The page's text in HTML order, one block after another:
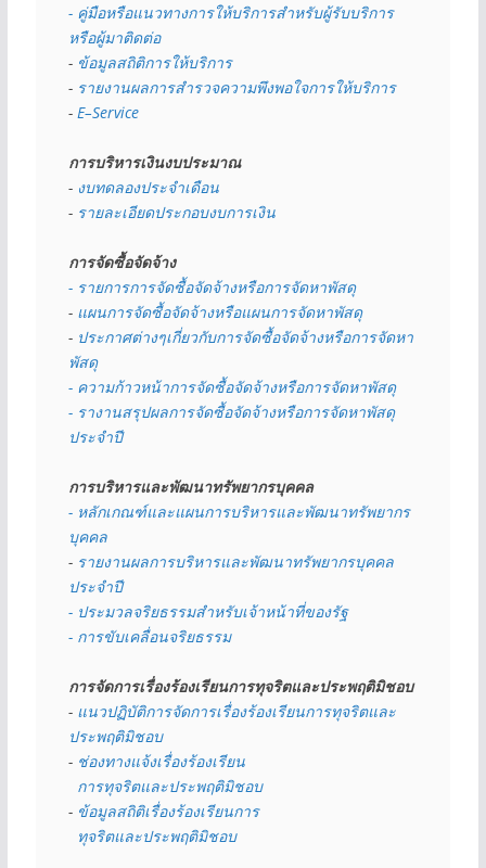
- คู่มือหรือแนวทางการให้บริการสำหรับผู้รับบริการ
หรือผู้มาติดต่อ
- ข้อมูลสถิติการให้บริการ
- รายงานผลการสำรวจความพึงพอใจการให้บริการ
- E–Service
การบริหารเงินงบประมาณ
- งบทดลองประจำเดือน
- รายละเอียดประกอบงบการเงิน
การจัดซื้อจัดจ้าง
- รายการการจัดซื้อจัดจ้างหรือการจัดหาพัสดุ
- แผนการจัดซื้อจัดจ้างหรือแผนการจัดหาพัสดุ
- ประกาศต่างๆเกี่ยวกับการจัดซื้อจัดจ้างหรือการจัดหา
พัสดุ
- ความก้าวหน้าการจัดซื้อจัดจ้างหรือการจัดหาพัสดุ
- รางานสรุปผลการจัดซื้อจัดจ้างหรือการจัดหาพัสดุ
ประจำปี
การบริหารและพัฒนาทรัพยากรบุคคล
- หลักเกณฑ์และแผนการบริหารและพัฒนาทรัพยากร
บุคคล
- รายงานผลการบริหารและพัฒนาทรัพยากรบุคคล
ประจำปี
- ประมวลจริยธรรมสำหรับเจ้าหน้าที่ของรัฐ
- การขับเคลื่อนจริยธรรม
การจัดการเรื่องร้องเรียนการทุจริตและประพฤติมิชอบ
- แนวปฏิบัติการจัดการเรื่องร้องเรียนการทุจริตและ
ประพฤติมิชอบ
- ช่องทางแจ้งเรื่องร้องเรียน
  การทุจริตและประพฤติมิชอบ
- ข้อมูลสถิติเรื่องร้องเรียนการ
  ทุจริตและประพฤติมิชอบ